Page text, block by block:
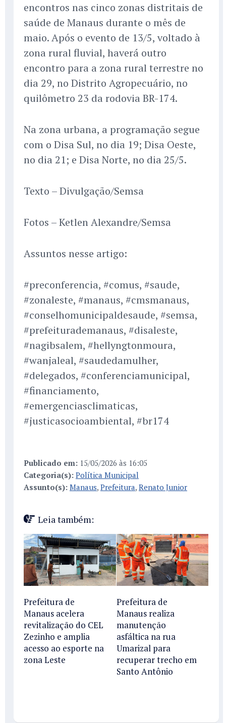
encontros nas cinco zonas distritais de
saúde de Manaus durante o mês de
maio. Após o evento de 13/5, voltado à
zona rural fluvial, haverá outro
encontro para a zona rural terrestre no
dia 29, no Distrito Agropecuário, no
quilômetro 23 da rodovia BR-174.
Na zona urbana, a programação segue
com o Disa Sul, no dia 19; Disa Oeste,
no dia 21; e Disa Norte, no dia 25/5.
Texto – Divulgação/Semsa
Fotos – Ketlen Alexandre/Semsa
Assuntos nesse artigo:
#preconferencia, #comus, #saude,
#zonaleste, #manaus, #cmsmanaus,
#conselhomunicipaldesaude, #semsa,
#prefeiturademanaus, #disaleste,
#nagibsalem, #hellyngtonmoura,
#wanjaleal, #saudedamulher,
#delegados, #conferenciamunicipal,
#financiamento,
#emergenciasclimaticas,
#justicasocioambiental, #br174
Publicado em: 15/05/2026 às 16:05
Categoria(s): Política Municipal
Assunto(s): Manaus, Prefeitura, Renato Junior
Leia também:
Prefeitura de
Manaus acelera
revitalização do CEL
Zezinho e amplia
acesso ao esporte na
zona Leste
Prefeitura de
Manaus realiza
manutenção
asfáltica na rua
Umarizal para
recuperar trecho em
Santo Antônio